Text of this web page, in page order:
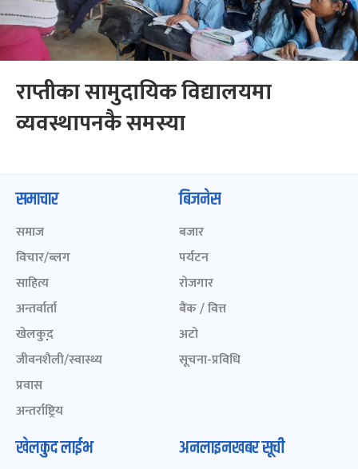
राप्तीका सामुदायिक विद्यालयमा
व्यवस्थापनकै समस्या
समाचार
समाज
विचार/ब्लग
साहित्य
अन्तर्वार्ता
खेलकुद़़
जीवनशैली/स्वास्थ्य
प्रवास
अन्तर्राष्ट्रिय
बिजनेस
बजार
पर्यटन
रोजगार
बैंक / वित्त
अटो
सूचना-प्रविधि
खेलकुद लाईभ अनलाइनखबर सूची